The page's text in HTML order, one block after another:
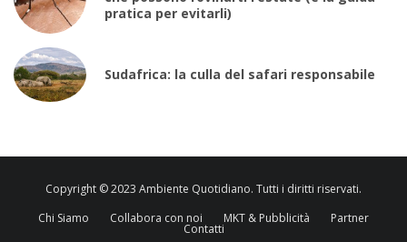
pratica per evitarli)
Sudafrica: la culla del safari responsabile
Copyright © 2023 Ambiente Quotidiano. Tutti i diritti riservati.
Chi Siamo
Collabora con noi MKT & Pubblicità Partner
Contatti